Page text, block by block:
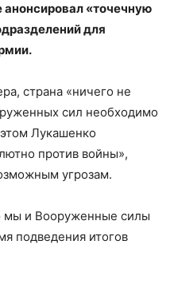
анонсировал «точечную
для
страна «ничего не
сил необходимо
Лукашенко
против войны»,
угрозам.
мы и Вооруженные силы
подведения итогов